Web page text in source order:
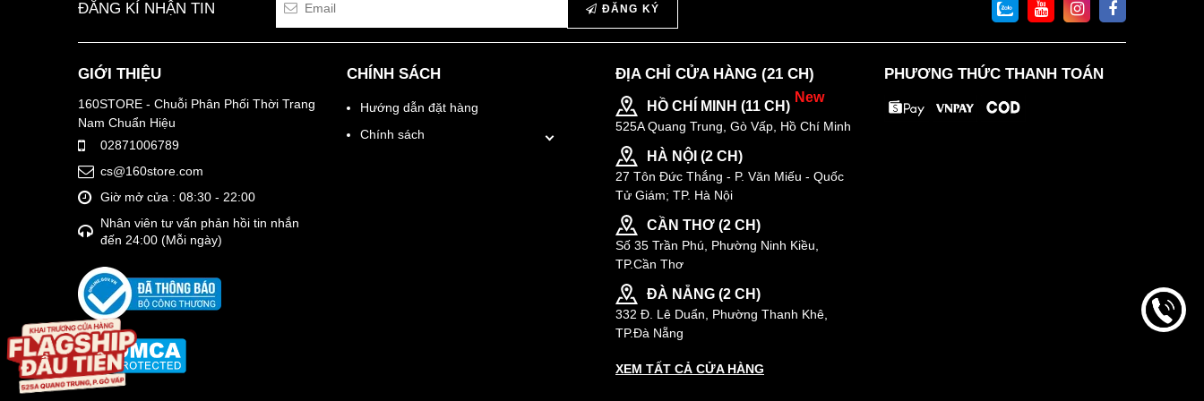
ĐĂNG KÍ NHẬN TIN ĐĂNG KÝ
GIỚI THIỆU
160STORE - Chuỗi Phân Phối Thời Trang
Nam Chuẩn Hiệu
02871006789
cs@160store.com
Giờ mở cửa : 08:30 - 22:00
Nhân viên tư vấn phản hồi tin nhắn
đến 24:00 (Mỗi ngày)
CHÍNH SÁCH
Hướng dẫn đặt hàng
Chính sách
ĐỊA CHỈ CỬA HÀNG (21 CH)
HỒ CHÍ MINH (11 CH)
New
525A Quang Trung, Gò Vấp, Hồ Chí Minh
HÀ NỘI (2 CH)
27 Tôn Đức Thắng - P. Văn Miếu - Quốc
Tử Giám; TP. Hà Nội
CẦN THƠ (2 CH)
Số 35 Trần Phú, Phường Ninh Kiều,
TP.Cần Thơ
ĐÀ NẴNG (2 CH)
332 Đ. Lê Duẩn, Phường Thanh Khê,
TP.Đà Nẵng
XEM TẤT CẢ CỬA HÀNG
PHƯƠNG THỨC THANH TOÁN